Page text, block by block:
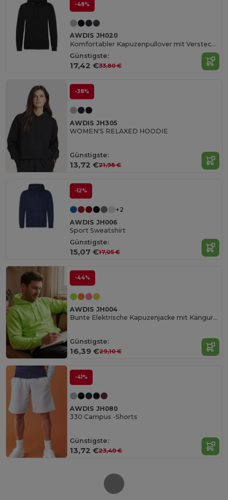
-48%
AWDIS JH020
Komfortabler Kapuzenpullover mit Versteckten Taschen
Günstigste:
17,42 €33,80 €
-38%
AWDIS JH305
WOMEN'S RELAXED HOODIE
Günstigste:
13,72 €21,98 €
-12%
+2
AWDIS JH006
Sport Sweatshirt
Günstigste:
15,07 €17,05 €
-44%
AWDIS JH004
Bunte Elektrische Kapuzenjacke mit Kängurutasche
Günstigste:
16,39 €29,10 €
-41%
AWDIS JH080
330 Campus -Shorts
Günstigste:
13,72 €23,40 €